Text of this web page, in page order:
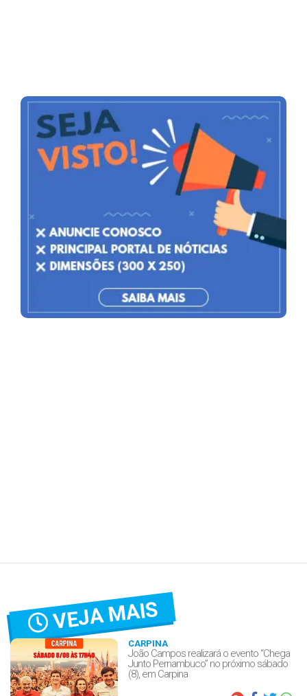
VEJA MAIS
CARPINA
João Campos realizará o evento “Chega
Junto Pernambuco” no próximo sábado
(8), em Carpina